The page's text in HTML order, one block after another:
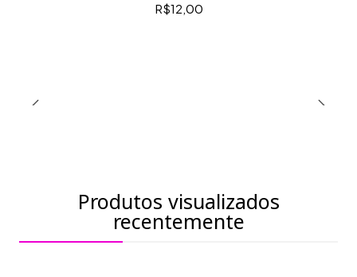
R$12,00
Produtos visualizados
recentemente